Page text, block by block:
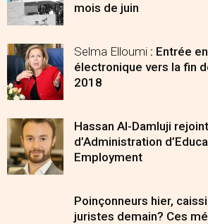
mois de juin
Selma Elloumi : Entrée
électronique vers la fin
2018
Hassan Al-Damluji
d’Administration
Employment
Poinçonneurs hier,
juristes demain? Ces